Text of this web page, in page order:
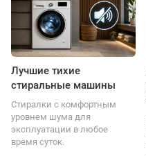
Лучшие тихие
стиральные машины
Стиралки с комфортным
уровнем шума для
эксплуатации в любое
время суток.